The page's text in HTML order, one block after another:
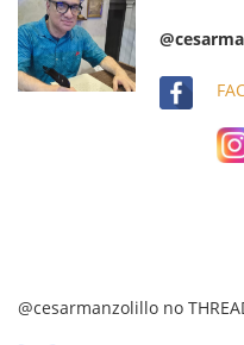
@cesarmanzolillo no